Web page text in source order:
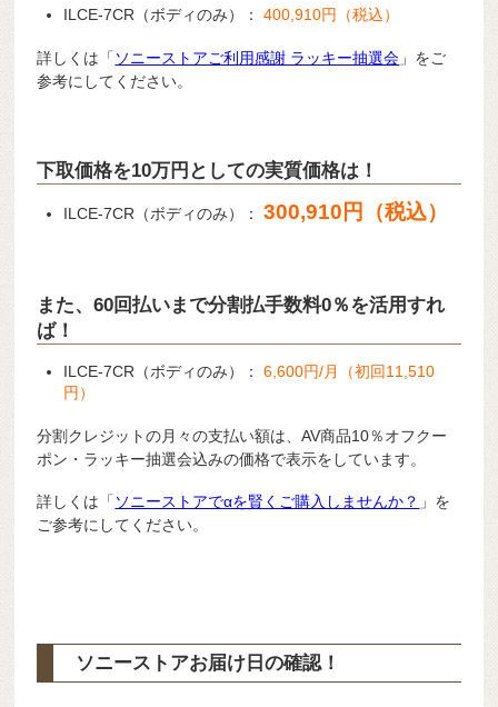
ILCE-7CR（ボディのみ）：400,910円（税込）
詳しくは「 ソニーストアご利用感謝 ラッキー抽選会 」をご
参考にしてください。
下取価格を10万円としての実質価格は！
ILCE-7CR（ボディのみ）：300,910円（税込）
また、60回払いまで分割払手数料0％を活用すれ
ば！
ILCE-7CR（ボディのみ）：6,600円/月（初回11,510
円）
分割クレジットの月々の支払い額は、AV商品10％オフクー
ポン・ラッキー抽選会込みの価格で表示をしています。
詳しくは「 ソニーストアでαを賢くご購入しませんか？ 」を
ご参考にしてください。
ソニーストアお届け日の確認！